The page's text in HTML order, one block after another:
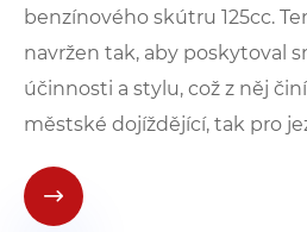
benzínového skútru 125cc.
navržen tak, aby poskytoval
účinnosti a stylu, což z něj
městské dojíždějící, tak pro
